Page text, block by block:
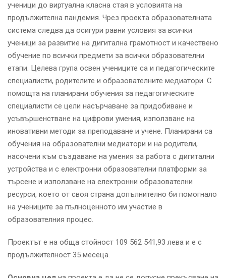
ученици до виртуална класна стая в условията на
продължителна пандемия. Чрез проекта образователната
система следва да осигури равни условия за всички
ученици за развитие на дигитална грамотност и качествено
обучение по всички предмети за всички образователни
етапи. Целева група освен учениците са и педагогическите
специалисти, родителите и образователните медиатори. С
помощта на планирани обучения за педагогическите
специалисти се цели насърчаване за придобиване и
усъвършенстване на цифрови умения, използване на
иновативни методи за преподаване и учене. Планирани са
обучения на образователни медиатори и на родители,
насочени към създаване на умения за работа с дигитални
устройства и с електронни образователни платформи за
търсене и използване на електронни образователни
ресурси, което от своя страна допълнително би помогнало
на учениците за пълноценното им участие в
образователния процес.
Проектът е на обща стойност 109 562 541,93 лева и е с
продължителност 35 месеца.